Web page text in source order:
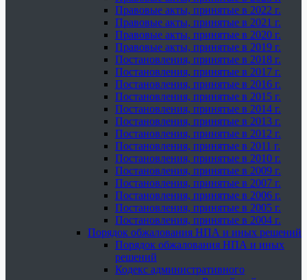
Правовые акты, принятые в 2022 г.
Правовые акты, принятые в 2021 г.
Правовые акты, принятые в 2020 г.
Правовые акты, принятые в 2019 г.
Постановления, принятые в 2018 г.
Постановления, принятые в 2017 г.
Постановления, принятые в 2016 г.
Постановления, принятые в 2015 г.
Постановления, принятые в 2014 г.
Постановления, принятые в 2013 г.
Постановления, принятые в 2012 г.
Постановления, принятые в 2011 г.
Постановления, принятые в 2010 г.
Постановления, принятые в 2009 г.
Постановления, принятые в 2007 г.
Постановления, принятые в 2006 г.
Постановления, принятые в 2005 г.
Постановления, принятые в 2004 г.
Порядок обжалования НПА и иных решений
Порядок обжалования НПА и иных
решений
Кодекс административного